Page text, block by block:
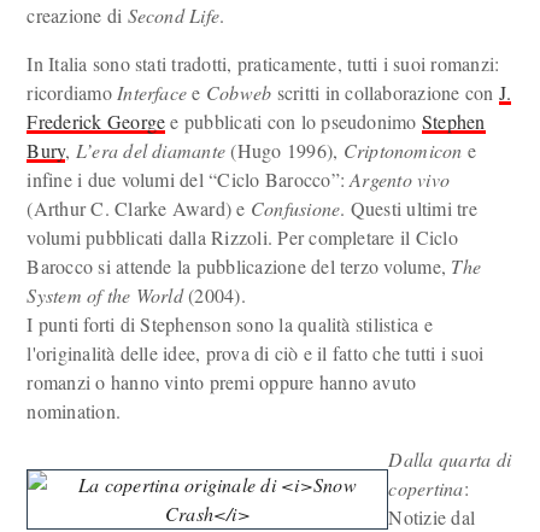
creazione di Second Life.
In Italia sono stati tradotti, praticamente, tutti i suoi romanzi:
ricordiamo Interfacee Cobweb scritti in collaborazione con J.
Frederick Georgee pubblicati con lo pseudonimo Stephen
Bury, L’era del diamante(Hugo 1996), Criptonomicon e
infine i due volumi del “Ciclo Barocco”:Argento vivo
(Arthur C. Clarke Award) e Confusione. Questi ultimi tre
volumi pubblicati dalla Rizzoli. Per completare il Ciclo
Barocco si attende la pubblicazione del terzo volume, The
System of the World(2004).
I punti forti di Stephenson sono la qualità stilistica e
l'originalità delle idee, prova di ciò e il fatto che tutti i suoi
romanzi o hanno vinto premi oppure hanno avuto
nomination.
Dalla quarta di
copertina:
Notizie dal